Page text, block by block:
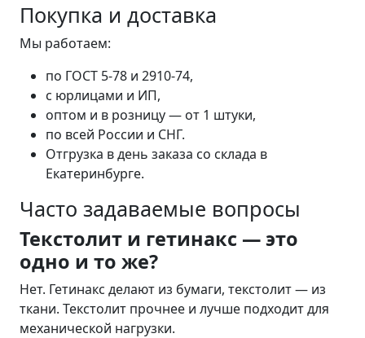
Покупка и доставка
Мы работаем:
по ГОСТ 5-78 и 2910-74,
с юрлицами и ИП,
оптом и в розницу — от 1 штуки,
по всей России и СНГ.
Отгрузка в день заказа со склада в
Екатеринбурге.
Часто задаваемые вопросы
Текстолит и гетинакс — это
одно и то же?
Нет. Гетинакс делают из бумаги, текстолит — из
ткани. Текстолит прочнее и лучше подходит для
механической нагрузки.